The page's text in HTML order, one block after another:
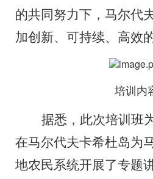
的共同努力下，马尔代
加创新、可持续、高效
培训内
据悉，此次培训班
在马尔代夫卡希杜岛为
地农民系统开展了专题